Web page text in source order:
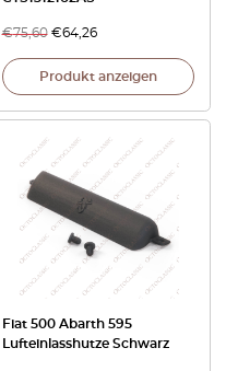
€75,60 €64,26
Produkt anzeigen
Fiat 500 Abarth 595
Lufteinlasshutze Schwarz